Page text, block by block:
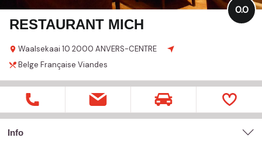
RESTAURANT MICH
Waalsekaai 10 2000 ANVERS-CENTRE
0.0
Belge Française Viandes
Info